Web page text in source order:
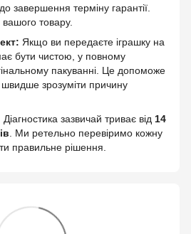
завершення терміну гарантії.
товару.
Якщо ви передаєте іграшку на
бути чистою, у повному
пакуванні. Це допоможе
зрозуміти причину
Діагностика зазвичай триває від 14
. Ми ретельно перевіримо кожну
правильне рішення.